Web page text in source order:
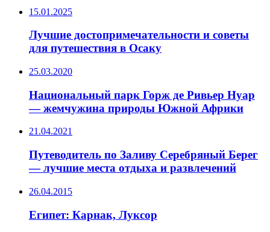
15.01.2025
Лучшие достопримечательности и советы
для путешествия в Осаку
25.03.2020
Национальный парк Горж де Ривьер Нуар
— жемчужина природы Южной Африки
21.04.2021
Путеводитель по Заливу Серебряный Берег
— лучшие места отдыха и развлечений
26.04.2015
Египет: Карнак, Луксор